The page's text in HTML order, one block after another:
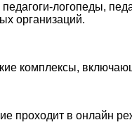
логопеды,
организаций.
комплексы,
проходит в онлайн